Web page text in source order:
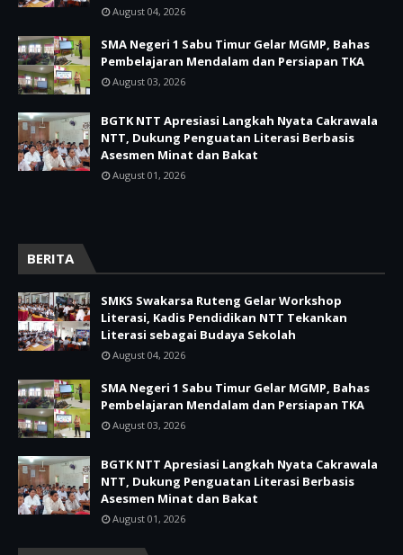
August 04, 2026
SMA Negeri 1 Sabu Timur Gelar MGMP, Bahas
Pembelajaran Mendalam dan Persiapan TKA
August 03, 2026
BGTK NTT Apresiasi Langkah Nyata Cakrawala
NTT, Dukung Penguatan Literasi Berbasis
Asesmen Minat dan Bakat
August 01, 2026
BERITA
SMKS Swakarsa Ruteng Gelar Workshop
Literasi, Kadis Pendidikan NTT Tekankan
Literasi sebagai Budaya Sekolah
August 04, 2026
SMA Negeri 1 Sabu Timur Gelar MGMP, Bahas
Pembelajaran Mendalam dan Persiapan TKA
August 03, 2026
BGTK NTT Apresiasi Langkah Nyata Cakrawala
NTT, Dukung Penguatan Literasi Berbasis
Asesmen Minat dan Bakat
August 01, 2026